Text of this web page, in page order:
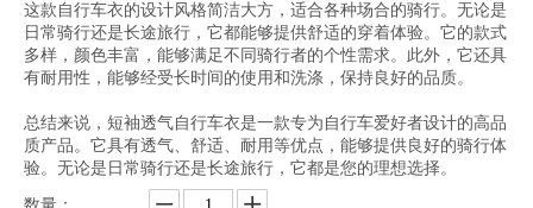
这款自行车衣的设计风格简洁大方，适合各种场合的骑行。无论是
日常骑行还是长途旅行，它都能够提供舒适的穿着体验。它的款式
多样，颜色丰富，能够满足不同骑行者的个性需求。此外，它还具
有耐用性，能够经受长时间的使用和洗涤，保持良好的品质。
总结来说，短袖透气自行车衣是一款专为自行车爱好者设计的高品
质产品。它具有透气、舒适、耐用等优点，能够提供良好的骑行体
验。无论是日常骑行还是长途旅行，它都是您的理想选择。